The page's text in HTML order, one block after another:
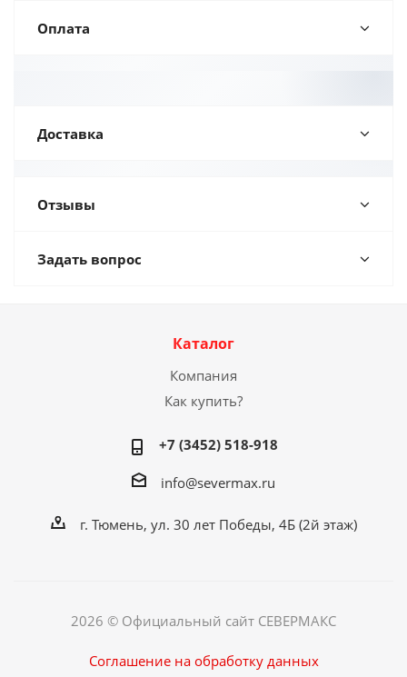
Оплата
Доставка
Отзывы
Задать вопрос
Каталог
Компания
Как купить?
+7 (3452) 518-918
info@severmax.ru
г. Тюмень, ул. 30 лет Победы, 4Б (2й этаж)
2026 © Официальный сайт СЕВЕРМАКС
Соглашение на обработку данных